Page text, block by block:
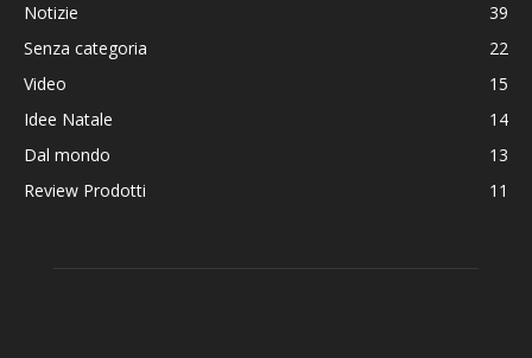
Notizie
39
Senza categoria
22
Video
15
Idee Natale
14
Dal mondo
13
Review Prodotti
11